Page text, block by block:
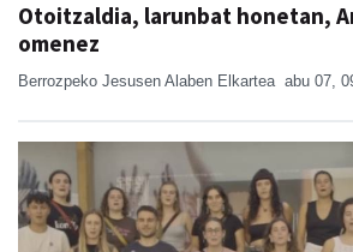
Otoitzaldia, larunbat honetan,
omenez
Berrozpeko Jesusen Alaben Elkartea abu 07,